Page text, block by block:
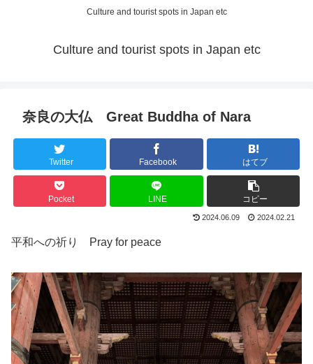
Culture and tourist spots in Japan etc
Culture and tourist spots in Japan etc
奈良の大仏 Great Buddha of Nara
Twitter Facebook はてブ
Pocket LINE コピー
2024.06.09 2024.02.21
平和への祈り Pray for peace